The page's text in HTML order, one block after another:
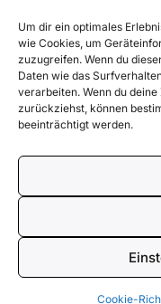
Um dir ein optimales
wie Cookies, um
zuzugreifen. Wenn du
Daten wie das
verarbeiten. Wenn du
zurückziehst, können
beeinträchtigt werden.
Cookie-
Recht & Datenschutz
Impressum
Datenschutz
AGB
Cookies
© 2026 tattoo-
Made with
für